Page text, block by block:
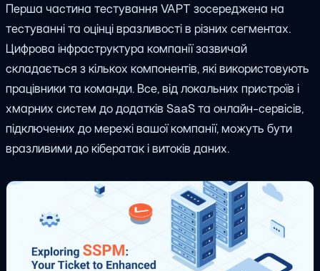
Перша частина тестування VAPT зосереджена на
тестуванні та оцінці вразливості в різних сегментах.
Цифрова інфраструктура компанії зазвичай
складається з кількох компонентів, які використовують
працівники та команди. Все, від локальних пристроїв і
хмарних систем до додатків SaaS та онлайн-сервісів,
підключених до мережі вашої компанії, можуть бути
вразливими до кібератак і витоків даних.